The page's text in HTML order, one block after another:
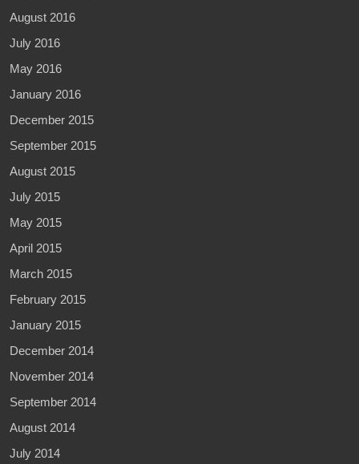
August 2016
July 2016
May 2016
January 2016
December 2015
September 2015
August 2015
July 2015
May 2015
April 2015
March 2015
February 2015
January 2015
December 2014
November 2014
September 2014
August 2014
July 2014